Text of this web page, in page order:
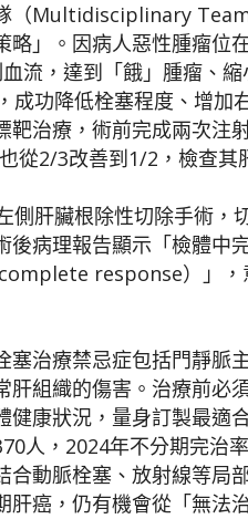
（Multidisciplinary
略」。因病人惡性腫瘤位
流，達到「餓」腫瘤、
成功降低栓塞程度、增加
靶治療，術前完成兩次注
從2/3改善到1/2，檢查其
側肝臟根除性切除手術，
後病理報告顯示「檢體中
response）」，
塞治療禁忌症包括門靜脈
肝組織的傷害。治療前必
健康狀況，量身訂製最適
人，2024年不分期完治
合動脈栓塞、放射線等局
肝癌，仍有機會從「無法